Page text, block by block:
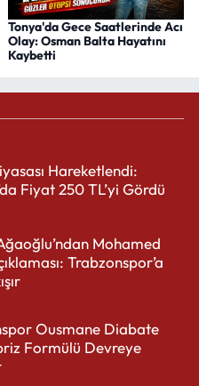
Tonya'da Gece Saatlerinde Acı
Olay: Osman Balta Hayatını
Kaybetti
Hareketlendi:
Fiyat 250 TL’yi Gördü
Mohamed
Trabzonspor’a
Ousmane Diabate
Formülü Devreye